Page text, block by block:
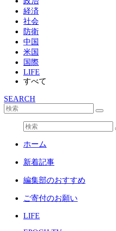
経済
社会
防衛
中国
米国
国際
LIFE
すべて
SEARCH
ホーム
新着記事
編集部のおすすめ
ご寄付のお願い
LIFE